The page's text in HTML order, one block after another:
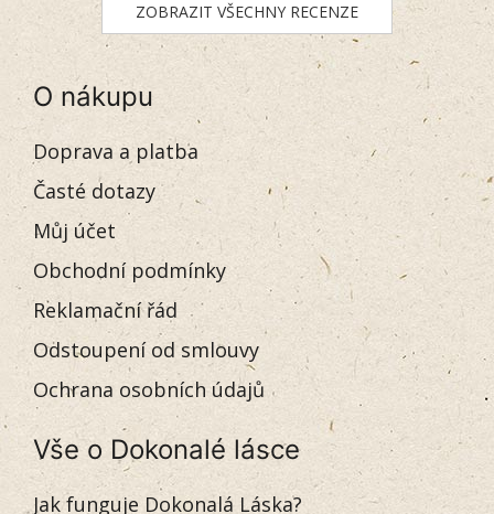
ZOBRAZIT VŠECHNY RECENZE
O nákupu
Doprava a platba
Časté dotazy
Můj účet
Obchodní podmínky
Reklamační řád
Odstoupení od smlouvy
Ochrana osobních údajů
Vše o Dokonalé lásce
Jak funguje Dokonalá Láska?